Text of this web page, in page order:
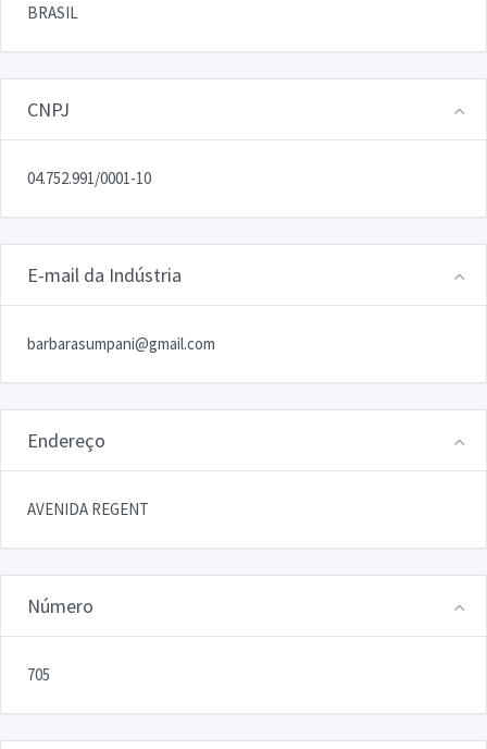
BRASIL
CNPJ
04.752.991/0001-10
E-mail da Indústria
barbarasumpani@gmail.com
Endereço
AVENIDA REGENT
Número
705